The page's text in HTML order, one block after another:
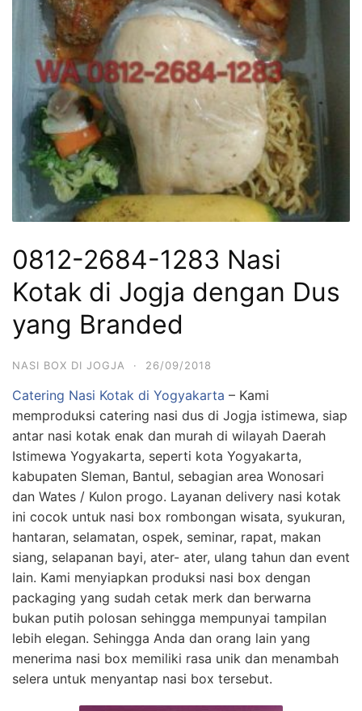
0812-2684-1283 Nasi
Kotak di Jogja dengan Dus
yang Branded
NASI BOX DI JOGJA · 26/09/2018
Catering Nasi Kotak di Yogyakarta – Kami
memproduksi catering nasi dus di Jogja istimewa, siap
antar nasi kotak enak dan murah di wilayah Daerah
Istimewa Yogyakarta, seperti kota Yogyakarta,
kabupaten Sleman, Bantul, sebagian area Wonosari
dan Wates / Kulon progo. Layanan delivery nasi kotak
ini cocok untuk nasi box rombongan wisata, syukuran,
hantaran, selamatan, ospek, seminar, rapat, makan
siang, selapanan bayi, ater- ater, ulang tahun dan event
lain. Kami menyiapkan produksi nasi box dengan
packaging yang sudah cetak merk dan berwarna
bukan putih polosan sehingga mempunyai tampilan
lebih elegan. Sehingga Anda dan orang lain yang
menerima nasi box memiliki rasa unik dan menambah
selera untuk menyantap nasi box tersebut.